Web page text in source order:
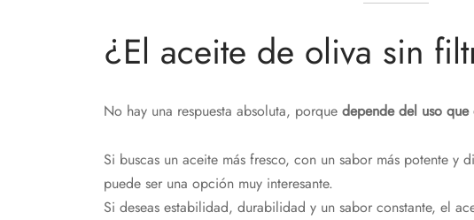
¿El aceite de oliva sin
No hay una respuesta absoluta, porque depende del uso que
Si buscas un aceite más fresco, con un sabor más potente y
puede ser una opción muy interesante.
Si deseas estabilidad, durabilidad y un sabor constante, el